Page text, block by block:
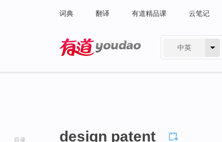
词典 翻译 有道精品课 云笔记
中英
目录 design patent